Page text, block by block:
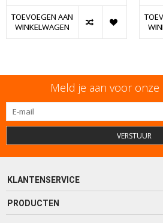
TOEVOEGEN AAN
WINKELWAGEN
Meld je aan voor
VERSTUUR
KLANTENSERVICE
PRODUCTEN